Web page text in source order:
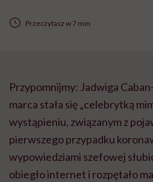
Przeczytasz w 7 min
Przypomnijmy: Jadwiga
marca stała się „celebrytką
wystąpieniu, związanym z
pierwszego przypadku
wypowiedziami szefowej
obiegło internet i rozpętało